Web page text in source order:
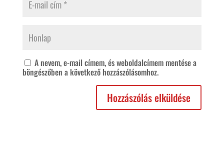
A nevem, e-mail címem, és weboldalcímem mentése a
böngészőben a következő hozzászólásomhoz.